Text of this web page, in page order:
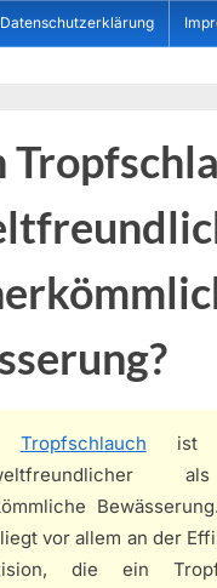
Datenschutzerklärung
Tropfschlauch ist
vor allem an der
die ein